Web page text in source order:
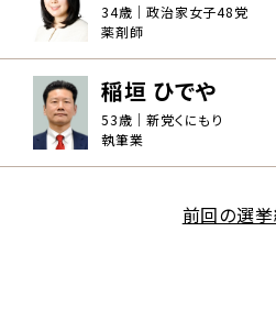
34歳｜政治家女子48党
薬剤師
稲垣 ひでや
53歳｜新党くにもり
執筆業
前回の選